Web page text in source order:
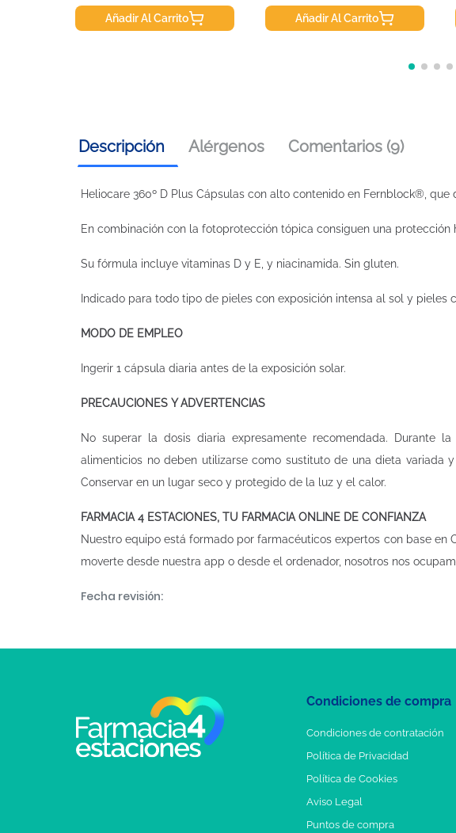
Añadir Al Carrito Añadir Al Carrito
Descripción Alérgenos Comentarios (9)
Heliocare 360º D Plus Cápsulas con alto contenido en Fernblock®,
En combinación con la fotoprotección tópica consiguen una protección
Su fórmula incluye vitaminas D y E, y niacinamida. Sin gluten.
Indicado para todo tipo de pieles con exposición intensa al sol y pieles
MODO DE EMPLEO
Ingerir 1 cápsula diaria antes de la exposición solar.
PRECAUCIONES Y ADVERTENCIAS
No superar la dosis diaria expresamente recomendada. Durante
alimenticios no deben utilizarse como sustituto de una dieta variada
Conservar en un lugar seco y protegido de la luz y el calor.
FARMACIA 4 ESTACIONES, TU FARMACIA ONLINE DE CONFIANZA
Nuestro equipo está formado por farmacéuticos expertos con base en
moverte desde nuestra app o desde el ordenador, nosotros nos
Fecha revisión:
Condiciones de compra
Condiciones de contratación
Política de Privacidad
Política de Cookies
Aviso Legal
Puntos de compra